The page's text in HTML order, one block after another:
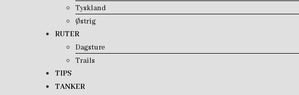
Tyskland
Østrig
RUTER
Dagsture
Trails
TIPS
TANKER